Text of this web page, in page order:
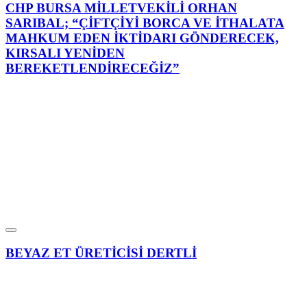
CHP BURSA MİLLETVEKİLİ ORHAN
SARIBAL; “ÇİFTÇİYİ BORCA VE İTHALATA
MAHKUM EDEN İKTİDARI GÖNDERECEK,
KIRSALI YENİDEN
BEREKETLENDİRECEĞİZ”
BEYAZ ET ÜRETİCİSİ DERTLİ